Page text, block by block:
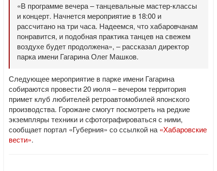
«В программе вечера – танцевальные мастер-классы
и концерт. Начнется мероприятие в 18:00 и
рассчитано на три часа. Надеемся, что хабаровчанам
понравится, и подобная практика танцев на свежем
воздухе будет продолжена», – рассказал директор
парка имени Гагарина Олег Машков.
Следующее мероприятие в парке имени Гагарина
собираются провести 20 июля – вечером территория
примет клуб любителей ретроавтомобилей японского
производства. Горожане смогут посмотреть на редкие
экземпляры техники и сфотографироваться с ними,
сообщает портал «Губерния» со ссылкой на «Хабаровские
вести».